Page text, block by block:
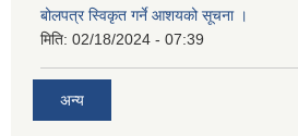
बोलपत्र स्विकृत गर्ने आशयको सूचना ।
मिति: 02/18/2024 - 07:39
अन्य